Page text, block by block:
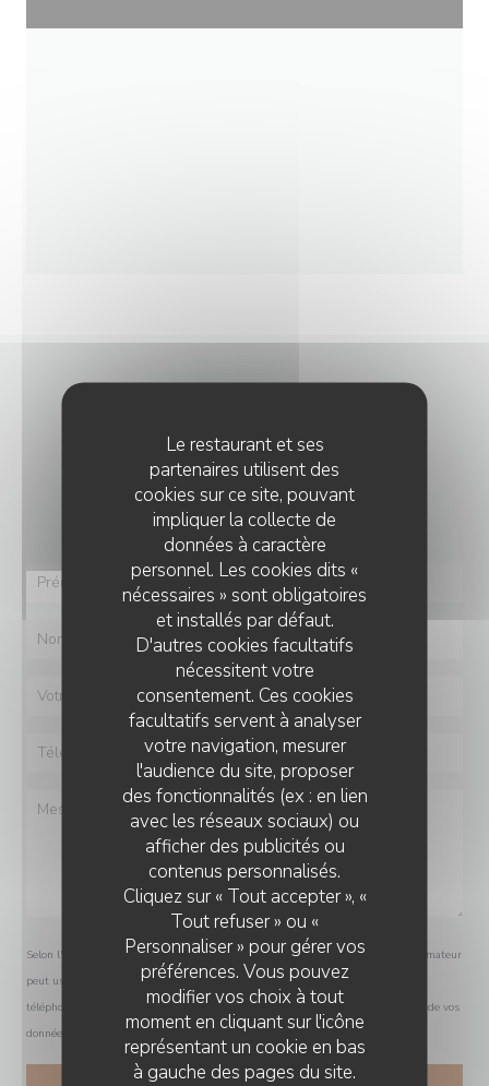
Le restaurant et ses
partenaires utilisent des
cookies sur ce site, pouvant
impliquer la collecte de
données à caractère
personnel. Les cookies dits «
nécessaires » sont obligatoires
et installés par défaut.
D'autres cookies facultatifs
nécessitent votre
consentement. Ces cookies
facultatifs servent à analyser
votre navigation, mesurer
l'audience du site, proposer
des fonctionnalités (ex : en lien
avec les réseaux sociaux) ou
afficher des publicités ou
contenus personnalisés.
Cliquez sur « Tout accepter », «
Tout refuser » ou «
Personnaliser » pour gérer vos
préférences. Vous pouvez
modifier vos choix à tout
moment en cliquant sur l'icône
représentant un cookie en bas
à gauche des pages du site.
Vous désirez nous contacter ?
Remplissez le formulaire ci-dessous !
Selon l'article L.223-2 du code de la consommation, il est rappelé que le consommateur
peut user de son droit à s'inscrire sur la liste d'opposition au démarchage
téléphonique Bloctel :
bloctel.gouv.fr . Pour plus d'informations sur le traitement de vos
données, consultez notre
politique de confidentialité